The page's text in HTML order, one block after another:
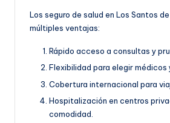
Los seguro de salud en Los Santos
múltiples ventajas:
Rápido acceso a consultas y
Flexibilidad para elegir médicos
Cobertura internacional para
Hospitalización en centros
comodidad.